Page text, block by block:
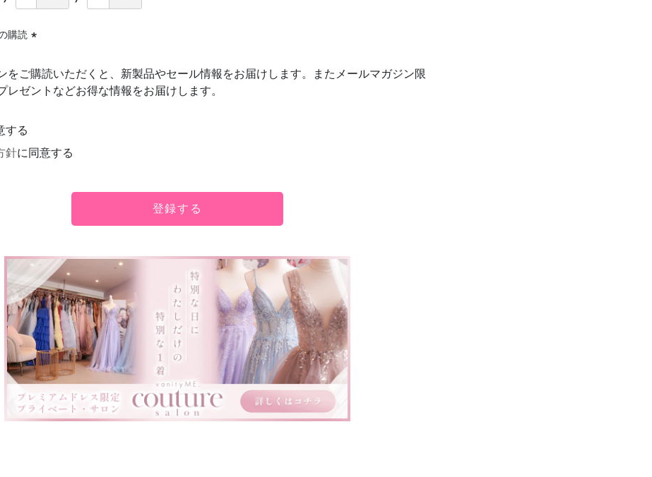
購読
須)
をご購読いただくと、新製品やセール情報をお届けします。またメールマガジン限
レゼントなどお得な情報をお届けします。
する
針に同意する
登録する